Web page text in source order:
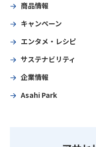
商品情報
キャンペーン
エンタメ・レシピ
サステナビリティ
企業情報
Asahi Park